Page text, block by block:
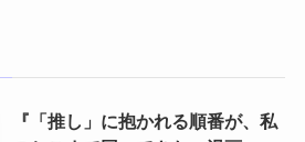
『「推し」に抱かれる順番が、私